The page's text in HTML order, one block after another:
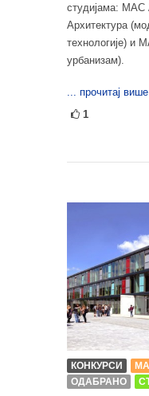
студијама: МАС
Архитектура
технологије) и
урбанизам).
... прочитај више
1
КОНКУРСИ
ОДАБРАНО